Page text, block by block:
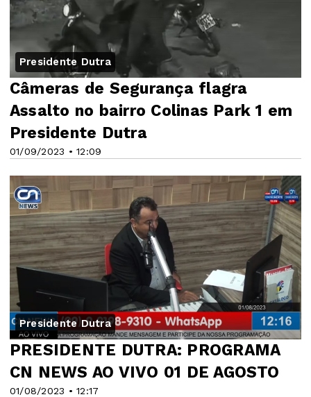
Presidente Dutra
01/09/2023 • 12:09
Câmeras de Segurança flagra
Assalto no bairro Colinas Park 1 em
Presidente Dutra
Presidente Dutra
01/08/2023 • 12:17
PRESIDENTE DUTRA: PROGRAMA
CN NEWS AO VIVO 01 DE AGOSTO